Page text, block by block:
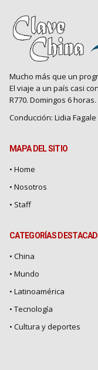
Mucho más que un
El viaje a un país casi
R770. Domingos 6 horas.
Conducción: Lidia Fagale
MAPA DEL SITIO
• Home
• Nosotros
• Staff
CATEGORÍAS
• China
• Mundo
• Latinoamérica
• Tecnología
• Cultura y deportes